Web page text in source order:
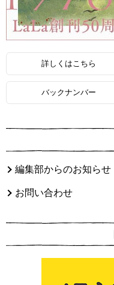
詳しくはこちら
バックナンバー
編集部からのお知らせ
お問い合わせ